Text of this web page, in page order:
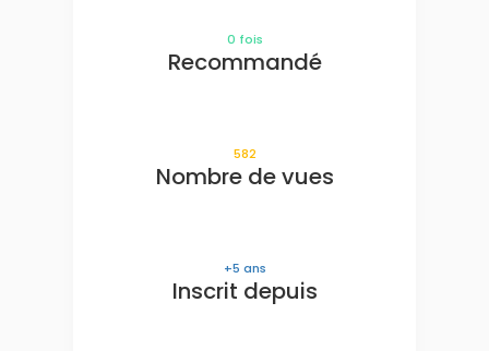
0 fois
Recommandé
582
Nombre de vues
5 ans
Inscrit depuis